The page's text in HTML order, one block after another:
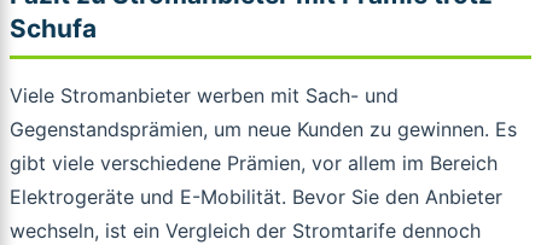
Schufa
Viele Stromanbieter werben mit Sach- und
Gegenstandsprämien, um neue Kunden zu gewinnen. Es
gibt viele verschiedene Prämien, vor allem im Bereich
Elektrogeräte und E-Mobilität. Bevor Sie den Anbieter
wechseln, ist ein Vergleich der Stromtarife dennoch